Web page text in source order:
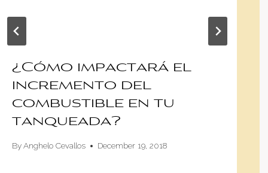
¿Cómo impactará el
incremento del
combustible en tu
tanqueada?
ByAnghelo Cevallos December 19, 2018